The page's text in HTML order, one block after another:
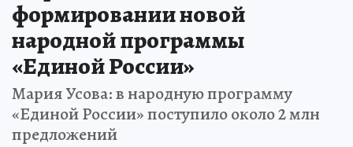
формировании новой
народной программы
«Единой России»
Мария Усова: в народную программу
«Единой России» поступило около 2 млн
предложений